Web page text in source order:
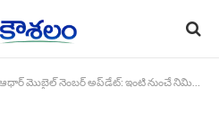
మొబైల్ నెంబర్ అప్‌డేట్: ఇంటి నుంచే నిమిషాల్లో మార్చుకోండి.. పూర్తి ప్రాసెస్ ఇదే | Aadhaar Mobile Number Update Process Online